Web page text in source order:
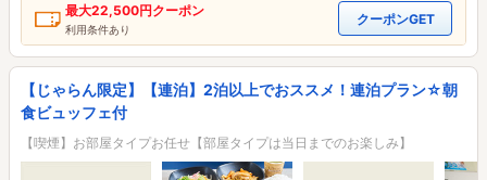
最大22,500円クーポン
利用条件あり
クーポンGET
【じゃらん限定】【連泊】2泊以上でおススメ！連泊プラン☆朝
食ビュッフェ付
【喫煙】お部屋タイプお任せ【部屋タイプは当日までのお楽しみ】